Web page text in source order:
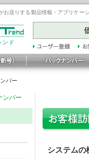
お送りする製品情報・アプリケー
ンド
バー
ンバー
システムの